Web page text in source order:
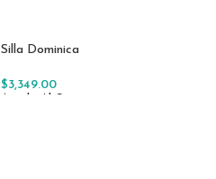
Silla Dominica
$3,349.00